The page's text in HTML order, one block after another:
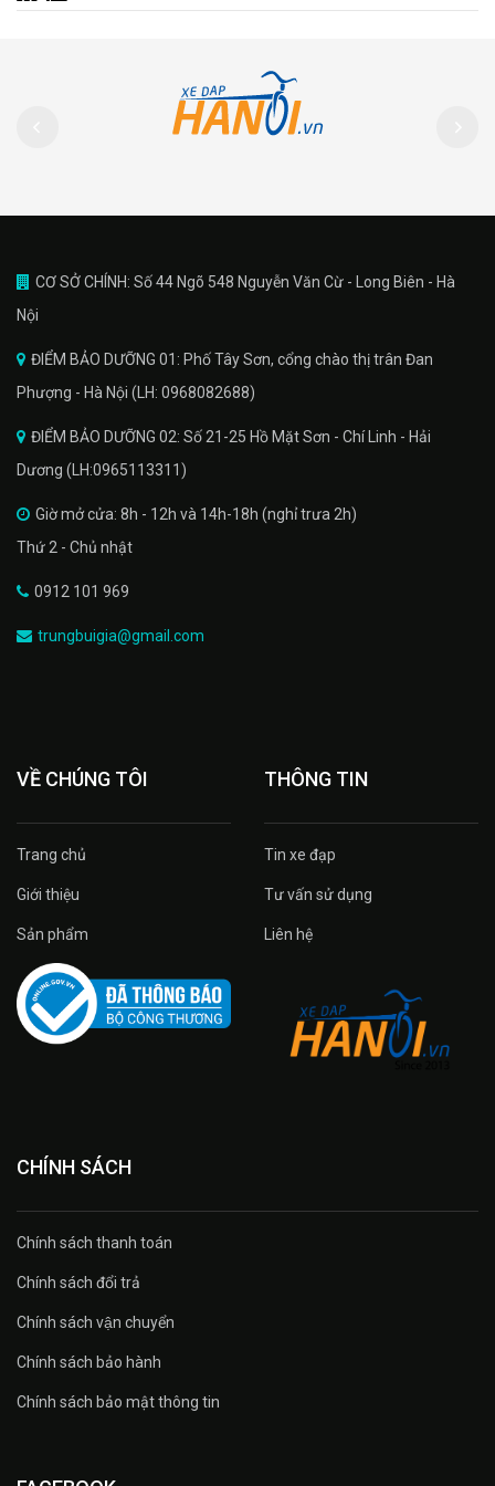
CƠ SỞ CHÍNH: Số 44 Ngõ 548 Nguyễn Văn Cừ - Long Biên - Hà
Nội
ĐIỂM BẢO DƯỠNG 01: Phố Tây Sơn, cổng chào thị trân Đan
Phượng - Hà Nội (LH: 0968082688)
ĐIỂM BẢO DƯỠNG 02: Số 21-25 Hồ Mặt Sơn - Chí Linh - Hải
Dương (LH:0965113311)
Giờ mở cửa: 8h - 12h và 14h-18h (nghỉ trưa 2h)
Thứ 2 - Chủ nhật
0912 101 969
trungbuigia@gmail.com
VỀ CHÚNG TÔI
Trang chủ
Giới thiệu
Sản phẩm
THÔNG TIN
Tin xe đạp
Tư vấn sử dụng
Liên hệ
CHÍNH SÁCH
Chính sách thanh toán
Chính sách đổi trả
Chính sách vận chuyển
Chính sách bảo hành
Chính sách bảo mật thông tin